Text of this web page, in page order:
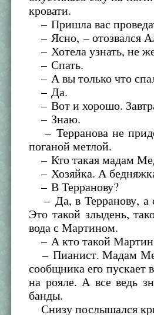
кровати.
– Пришла вас
– Ясно, – отозвался
– Хотела узнать, не
– Спать.
– А вы только что
– Да.
– Вот и хорошо.
– Знаю.
– Терранова не
поганой метлой.
– Кто такая мадам
– Хозяйка. А
– В Терранову?
– Да, в Терранову, а
Это такой злыдень,
вода с Мартином.
– А кто такой
– Пианист. Мадам
сообщника его пускает
на рояле. А все ведь
банды.
Снизу послышался